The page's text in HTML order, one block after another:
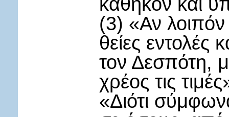
(3) «Αν λοιπόν
θείες εντολές
τον Δεσπότη,
χρέος τις
«Διότι